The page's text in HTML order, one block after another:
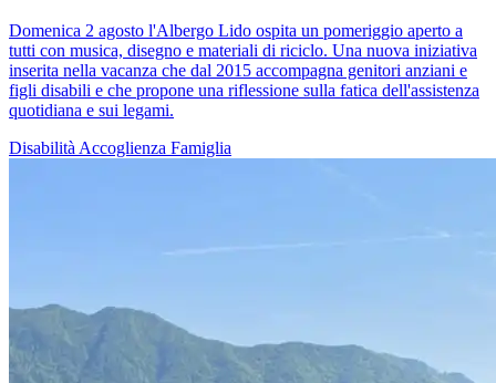
Domenica 2 agosto l'Albergo Lido ospita un pomeriggio aperto a
tutti con musica, disegno e materiali di riciclo. Una nuova iniziativa
inserita nella vacanza che dal 2015 accompagna genitori anziani e
figli disabili e che propone una riflessione sulla fatica dell'assistenza
quotidiana e sui legami.
Disabilità Accoglienza Famiglia